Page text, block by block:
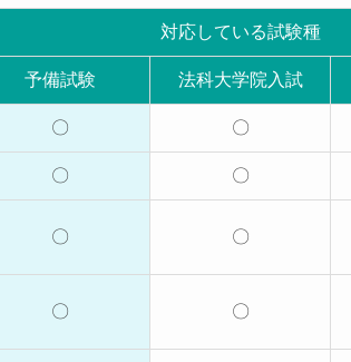
対応している試験種
予備試験 法科大学院入試
〇 〇
〇 〇
〇 〇
〇 〇